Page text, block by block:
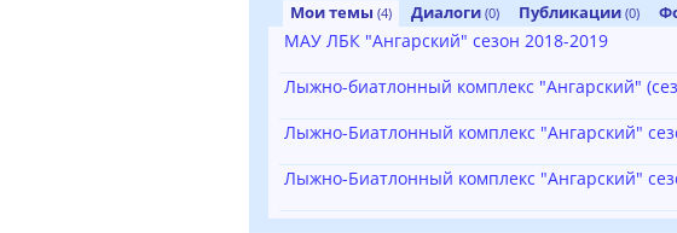
Мои темы (4) Диалоги (0) Публикации (0)
МАУ ЛБК "Ангарский" сезон 2018-2019
Лыжно-биатлонный комплекс "Ангарский"
Лыжно-Биатлонный комплекс "Ангарский"
Лыжно-Биатлонный комплекс "Ангарский"